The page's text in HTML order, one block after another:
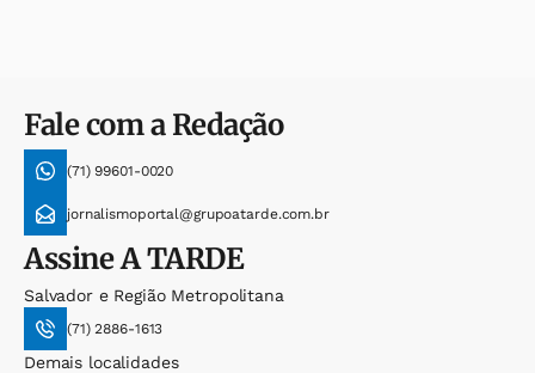
Fale com a Redação
(71) 99601-0020
jornalismoportal@grupoatarde.com.br
AssineA TARDE
Salvador e Região Metropolitana
(71) 2886-1613
Demais localidades